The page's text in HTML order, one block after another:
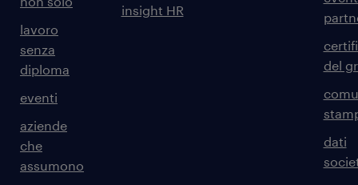
lavoro
senza
diploma
eventi
aziende
che
assumono
insight HR
del
dati